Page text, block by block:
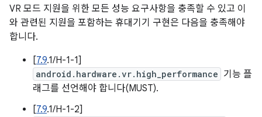
VR 모드 지원을 위한 모든 성능 요구사항을 충족할 수 있고 이
와 관련된 지원을 포함하는 휴대기기 구현은 다음을 충족해야
합니다.
[7.9.1/H-1-1]
android.hardware.vr.high_performance 기능 플
래그를 선언해야 합니다(MUST).
[7.9.1/H-1-2]